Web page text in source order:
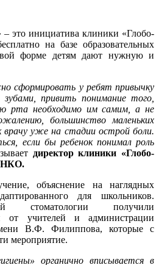
это инициатива клиники «Глобо-
на базе образовательных
форме детям дают нужную и
сформировать у ребят привычку
привить понимание того,
рта необходимо им самим, а не
большинство маленьких
уже на стадии острой боли.
если бы ребенок понимал роль
директор клиники «Глобо-
объяснение на наглядных
для школьников.
стоматологии получили
от учителей и администрации
В.Ф. Филиппова, которые с
мероприятие.
органично вписывается в